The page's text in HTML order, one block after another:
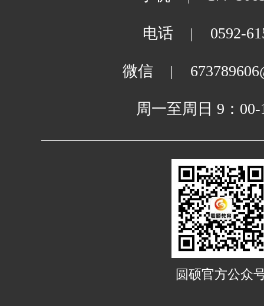
电话 | 0592-
微信 |
周一至周日 9：00-
圆硕官方公众